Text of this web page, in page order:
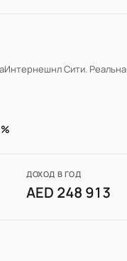
Интернешнл Сити.
ДОХОД В ГОД
AED 248 913